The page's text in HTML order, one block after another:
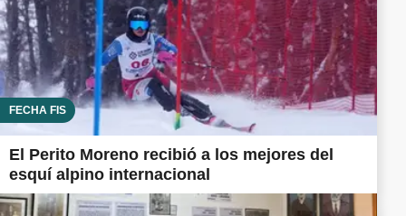
FECHA FIS
El Perito Moreno recibió a los mejores del
esquí alpino internacional